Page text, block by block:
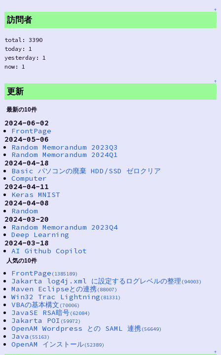
↑
訪問者
total: 3390
today: 1
yesterday: 1
now: 1
↑
更新
最新の10件
2024-06-02
FrontPage
2024-05-06
Random Memorandum 2023Q3
Random Memorandum 2024Q1
2024-04-18
Basic パソコンの廃棄 HDD/SSD ゼロクリア
Computer
2024-04-11
Keras MNIST
2024-04-08
Random
2024-03-20
Random Memorandum 2023Q4
Deep Learning
2024-03-18
AI Github Copilot
人気の10件
FrontPage (1385189)
Jakarta log4j.xml に設定するログレベルの整理 (94003)
Maven Eclipseとの連携(88007)
Win32 Trac Lightning (81331)
VBAの基本構文 (70006)
JavaSE RSA暗号(62084)
Jakarta POI (59972)
OpenAM Wordpress との SAML 連携(56649)
Java (55163)
OpenAM インストール(52389)
↑